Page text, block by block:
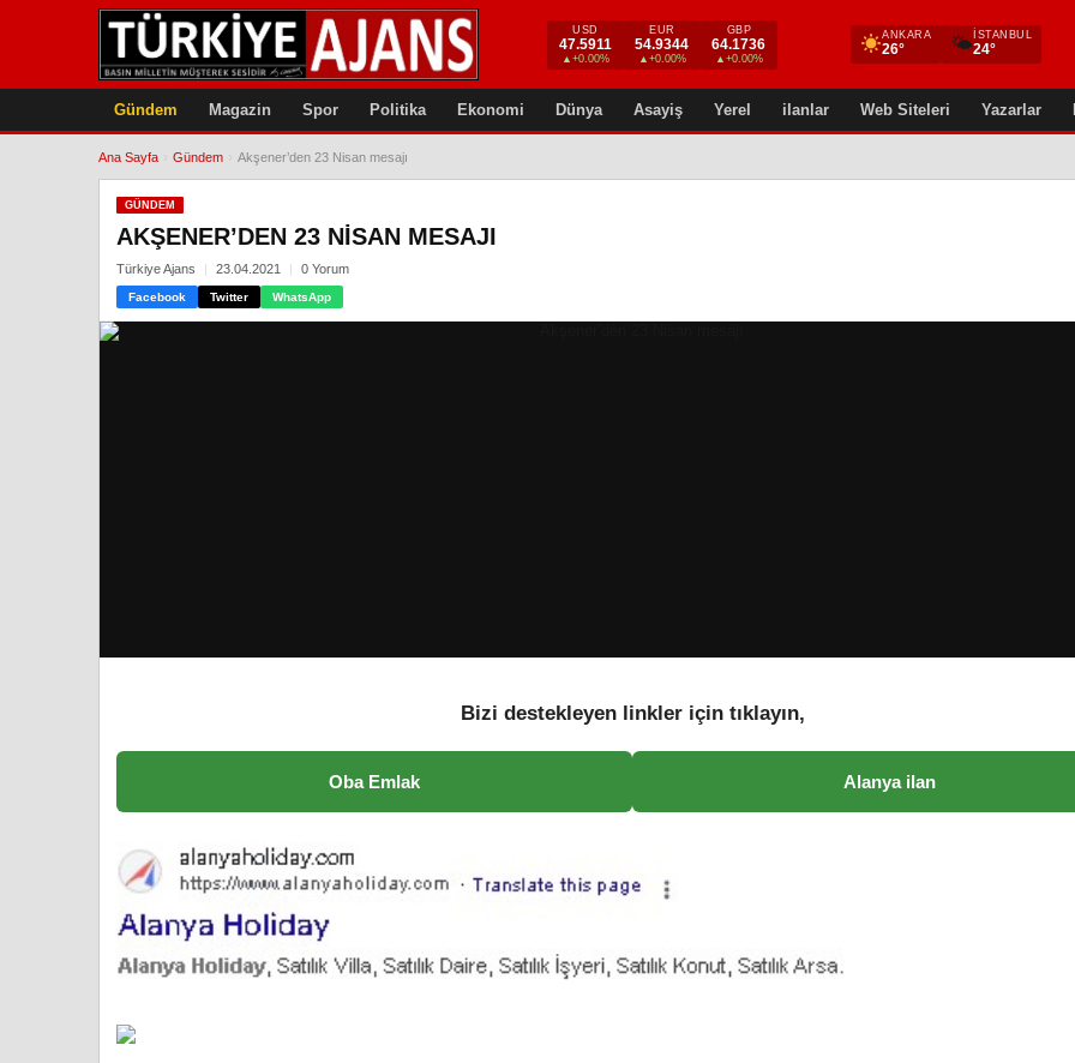
USD
47.5911
▲+0.00%
EUR
54.9344
▲+0.00%
GBP
64.1736
▲+0.00%
ANKARA
26° 🌤 İSTANBUL
24°
Gündem Magazin Spor Politika Ekonomi Dünya Asayiş Yerel ilanlar Web Siteleri Yazarlar
Ana Sayfa Gündem Akşener’den 23 Nisan mesajı
GÜNDEM
AKŞENER’DEN 23 NISAN MESAJI
Türkiye Ajans 23.04.2021 0 Yorum
Facebook Twitter WhatsApp
Bizi destekleyen linkler için tıklayın,
Oba Emlak Alanya ilan